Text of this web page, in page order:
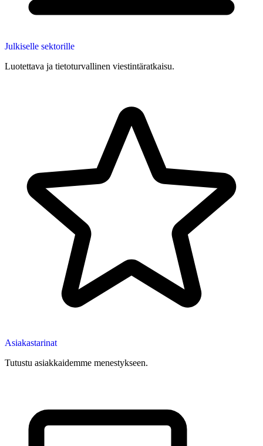
Julkiselle sektorille
Luotettava ja tietoturvallinen viestintäratkaisu.
Asiakastarinat
Tutustu asiakkaidemme menestykseen.